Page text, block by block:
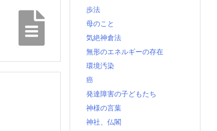
歩法
母のこと
気絶神倉法
無形のエネルギーの存在
環境汚染
癌
発達障害の子どもたち
神様の言葉
神社、仏閣